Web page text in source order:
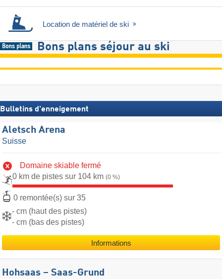
Location de matériel de ski
Bons plans séjour au ski
Bulletins d'enneigement
Aletsch Arena
Suisse
Domaine skiable fermé
0 km de pistes sur 104 km (0 %)
0 remontée(s) sur 35
- cm (haut des pistes)
- cm (bas des pistes)
Informations
Hohsaas – Saas-Grund